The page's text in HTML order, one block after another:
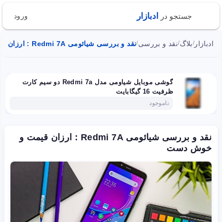
جستجو در ادبازار ورود
ادبازار /بلاگ/نقد و بررسی/نقد و بررسی شیائومی Redmi 7A : ارزان قیمت و خوش دست
گوشی موبایل شیاومی مدل Redmi 7a دو سیم‌ کارت
ظرفیت 16 گیگابایت
ناموجود
نقد و بررسی شیائومی Redmi 7A : ارزان قیمت و
خوش دست